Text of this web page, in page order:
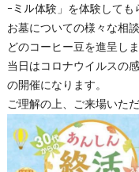
ｰミル体験」を体験しても
お墓についての様々な相
どのコーヒー豆を進呈しま
当日はコロナウイルスの
の開催になります。
ご理解の上、ご来場いた